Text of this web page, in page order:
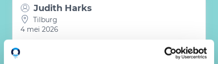
Judith Harks
Tilburg
4 mei 2026